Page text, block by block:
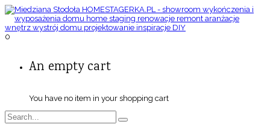
0
An empty cart
You have no item in your shopping cart